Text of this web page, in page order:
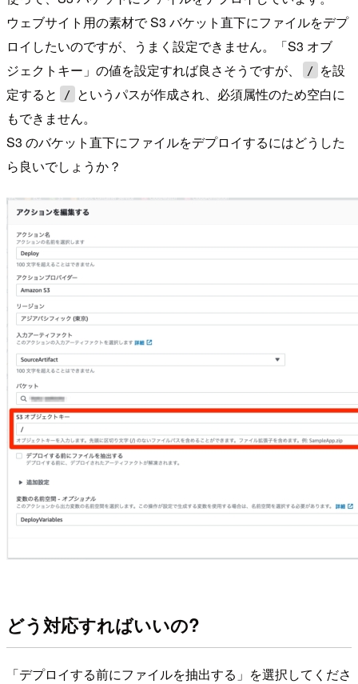
ウェブサイト用の素材で S3 バケット直下にファイルをデプ
ロイしたいのですが、うまく設定できません。「S3 オブ
ジェクトキー」の値を設定すれば良さそうですが、
/
を設
定すると
/
というパスが作成され、必須属性のため空白に
もできません。
S3 のバケット直下にファイルをデプロイするにはどうした
ら良いでしょうか？
どう対応すればいいの?
「デプロイする前にファイルを抽出する」を選択してくださ